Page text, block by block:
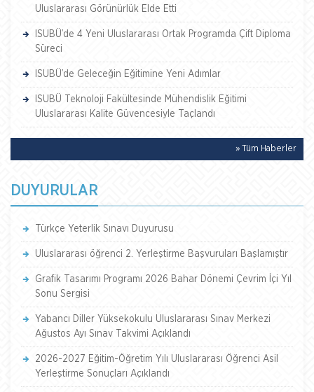
Uluslararası Görünürlük Elde Etti
ISUBÜ’de 4 Yeni Uluslararası Ortak Programda Çift Diploma
Süreci
ISUBÜ’de Geleceğin Eğitimine Yeni Adımlar
ISUBÜ Teknoloji Fakültesinde Mühendislik Eğitimi
Uluslararası Kalite Güvencesiyle Taçlandı
» Tüm Haberler
DUYURULAR
Türkçe Yeterlik Sınavı Duyurusu
Uluslararası öğrenci 2. Yerleştirme Başvuruları Başlamıştır
Grafik Tasarımı Programı 2026 Bahar Dönemi Çevrim İçi Yıl
Sonu Sergisi
Yabancı Diller Yüksekokulu Uluslararası Sınav Merkezi
Ağustos Ayı Sınav Takvimi Açıklandı
2026-2027 Eğitim-Öğretim Yılı Uluslararası Öğrenci Asil
Yerleştirme Sonuçları Açıklandı